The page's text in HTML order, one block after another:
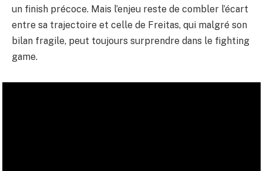
un finish précoce. Mais l’enjeu reste de combler l’écart
entre sa trajectoire et celle de Freitas, qui malgré son
bilan fragile, peut toujours surprendre dans le fighting
game.